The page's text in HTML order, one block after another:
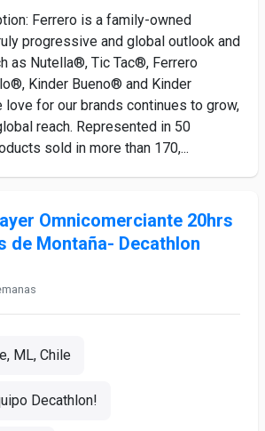
Ferrero is a family-owned
progressive and global outlook and
as Nutella®, Tic Tac®, Ferrero
Kinder Bueno® and Kinder
for our brands continues to grow,
reach. Represented in 50
sold in more than 170,...
Omnicomerciante 20hrs
de Montaña- Decathlon
ML, Chile
Decathlon!